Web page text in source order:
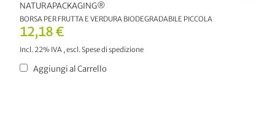
12,18 €
Incl. 22% IVA ,escl.Spese di spedizione
NATURAPACKAGING®
BORSA PER FRUTTA E VERDURA BIODEGRADABILE PICCOLA
Aggiungi al Carrello